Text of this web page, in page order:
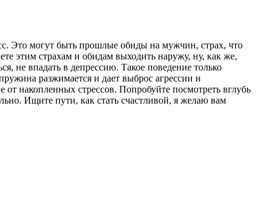
Это могут быть прошлые обиды на мужчин, страх, что
этим страхам и обидам выходить наружу, ну, как же,
не впадать в депрессию. Такое поведение только
разжимается и дает выброс агрессии и
от накопленных стрессов. Попробуйте посмотреть вглубь
Ищите пути, как стать счастливой, я желаю вам